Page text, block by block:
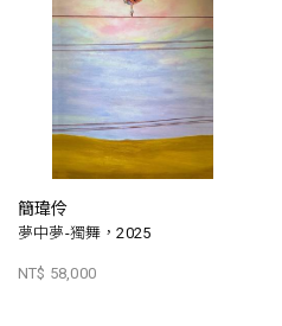
簡瑋伶
夢中夢-獨舞，2025
NT$ 58,000